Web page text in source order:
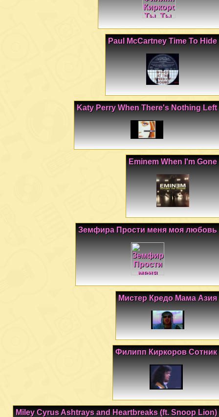
Paul McCartney Time To Hide
Katy Perry When There's Nothing Left
Eminem When I'm Gone
Земфира Прости меня моя любовь
Мистер Кредо Мама Азия
Филипп Киркоров Сотник
Miley Cyrus Ashtrays and Heartbreaks (ft. Snoop Lion)